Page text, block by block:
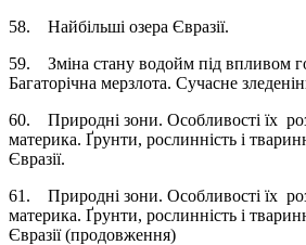
58. Найбільші озера Євразії.
59. Зміна стану водойм під впливом
Багаторічна мерзлота. Сучасне
60. Природні зони. Особливості їх
материка. Ґрунти, рослинність і
Євразії.
61. Природні зони. Особливості їх
материка. Ґрунти, рослинність і
Євразії (продовження)